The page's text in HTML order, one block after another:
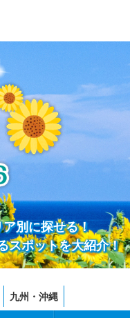
別に探せる！
スポットを大紹介！
九州・沖縄